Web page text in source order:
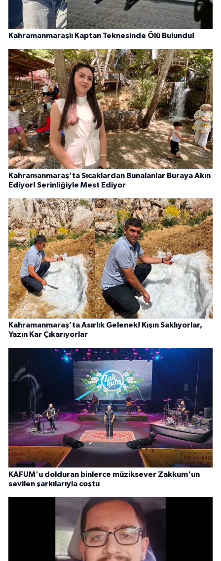
Kahramanmaraşlı Kaptan Teknesinde Ölü Bulundu!
Kahramanmaraş’ta Sıcaklardan Bunalanlar Buraya Akın
Ediyor! Serinliğiyle Mest Ediyor
Kahramanmaraş’ta Asırlık Gelenek! Kışın Saklıyorlar,
Yazın Kar Çıkarıyorlar
KAFUM'u dolduran binlerce müziksever Zakkum'un
sevilen şarkılarıyla coştu